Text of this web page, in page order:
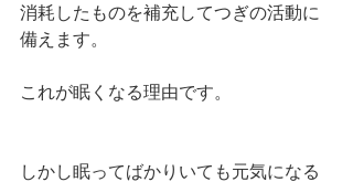
消耗したものを補充してつぎの活動に
備えます。
これが眠くなる理由です。
しかし眠ってばかりいても元気になる